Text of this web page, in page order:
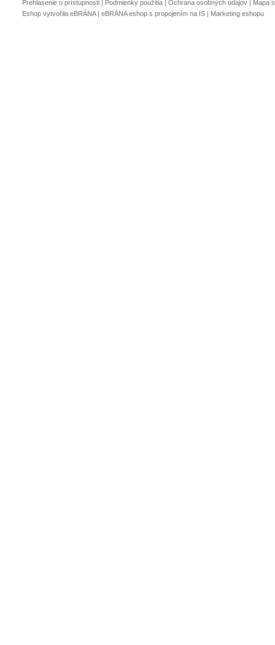
Prehlásenie o prístupnosti Podmienky použitia Ochrana osobných údajov
Mapa
Eshop vytvořila eBRÁNA| eBRÁNA eshop s propojením na IS | Marketing eshopu